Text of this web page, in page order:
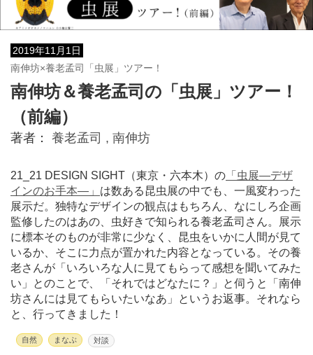
2019年11月1日
南伸坊×養老孟司「虫展」ツアー！
南伸坊＆養老孟司の「虫展」ツアー！
（前編）
著者： 養老孟司 , 南伸坊
21_21 DESIGN SIGHT（東京・六本木）の 「虫展―デザ
インのお手本―」 は数ある昆虫展の中でも、一風変わった
展示だ。独特なデザインの観点はもちろん、なにしろ企画
監修したのはあの、虫好きで知られる養老孟司さん。展示
に標本そのものが非常に少なく、昆虫をいかに人間が見て
いるか、そこに力点が置かれた内容となっている。その養
老さんが「いろいろな人に見てもらって感想を聞いてみた
い」とのことで、「それではどなたに？」と伺うと「南伸
坊さんには見てもらいたいなあ」というお返事。それなら
と、行ってきました！
自然 まなぶ 対談